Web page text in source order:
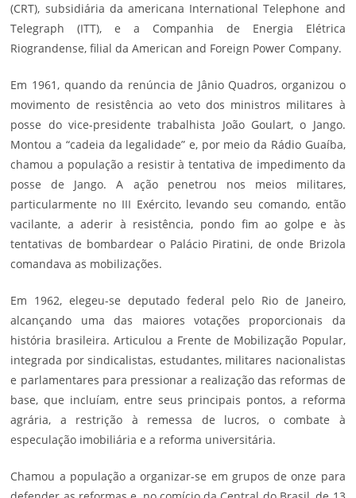
(CRT), subsidiária da americana International Telephone and
Telegraph (ITT), e a Companhia de Energia Elétrica
Riograndense, filial da American and Foreign Power Company.
Em 1961, quando da renúncia de Jânio Quadros, organizou o
movimento de resistência ao veto dos ministros militares à
posse do vice-presidente trabalhista João Goulart, o Jango.
Montou a “cadeia da legalidade” e, por meio da Rádio Guaíba,
chamou a população a resistir à tentativa de impedimento da
posse de Jango. A ação penetrou nos meios militares,
particularmente no III Exército, levando seu comando, então
vacilante, a aderir à resistência, pondo fim ao golpe e às
tentativas de bombardear o Palácio Piratini, de onde Brizola
comandava as mobilizações.
Em 1962, elegeu-se deputado federal pelo Rio de Janeiro,
alcançando uma das maiores votações proporcionais da
história brasileira. Articulou a Frente de Mobilização Popular,
integrada por sindicalistas, estudantes, militares nacionalistas
e parlamentares para pressionar a realização das reformas de
base, que incluíam, entre seus principais pontos, a reforma
agrária, a restrição à remessa de lucros, o combate à
especulação imobiliária e a reforma universitária.
Chamou a população a organizar-se em grupos de onze para